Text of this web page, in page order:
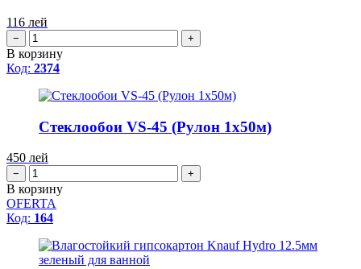
116 лей
− +
В корзину
Код: 2374
Стеклообои VS-45 (Рулон 1x50м)
450 лей
− +
В корзину
OFERTA
Код: 164